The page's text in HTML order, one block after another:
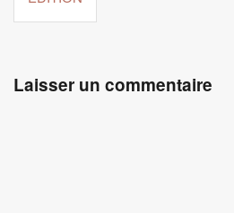
l’article
Laisser un commentaire